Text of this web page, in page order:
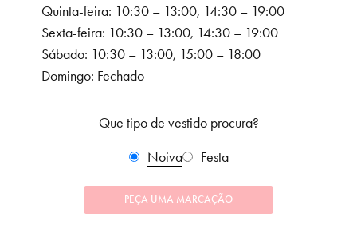
Quinta-feira: 10:30 – 13:00, 14:30 – 19:00
Sexta-feira: 10:30 – 13:00, 14:30 – 19:00
Sábado: 10:30 – 13:00, 15:00 – 18:00
Domingo: Fechado
Que tipo de vestido procura?
Noiva
Festa
PEÇA UMA MARCAÇÃO